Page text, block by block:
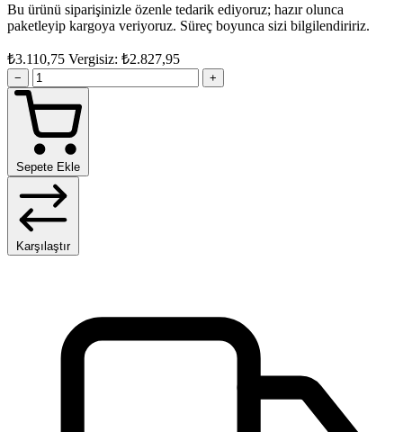
Bu ürünü siparişinizle özenle tedarik ediyoruz; hazır olunca
paketleyip kargoya veriyoruz. Süreç boyunca sizi bilgilendiririz.
₺3.110,75 Vergisiz: ₺2.827,95
− +
Sepete Ekle
Karşılaştır